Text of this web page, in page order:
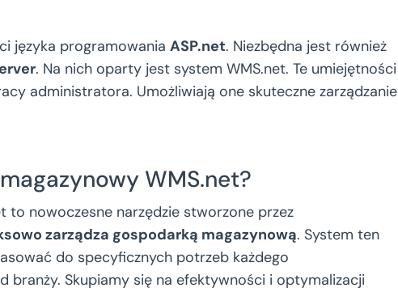
języka programowania ASP.net. Niezbędna jest również
. Na nich oparty jest system WMS.net. Te umiejętności
administratora. Umożliwiają one skuteczne zarządzanie
WMS.net?
to nowoczesne narzędzie stworzone przez
zarządza gospodarką magazynową. System ten
do specyficznych potrzeb każdego
branży. Skupiamy się na efektywności i optymalizacji